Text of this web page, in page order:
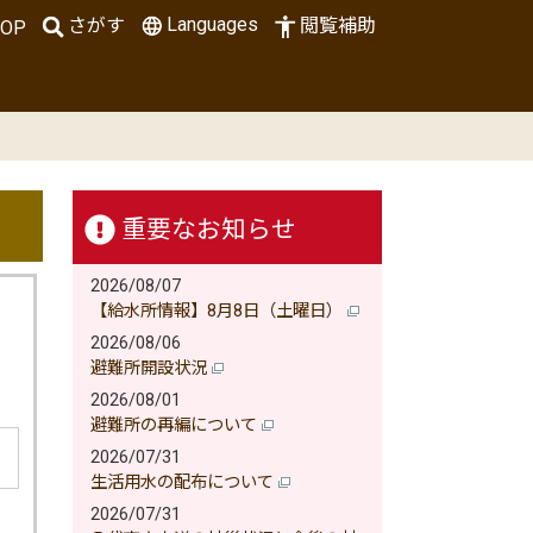
さがす Languages 閲覧補助
重要なお知らせ
2026/08/07
【給水所情報】8月8日（土曜日）
2026/08/06
避難所開設状況
2026/08/01
避難所の再編について
2026/07/31
生活用水の配布について
2026/07/31